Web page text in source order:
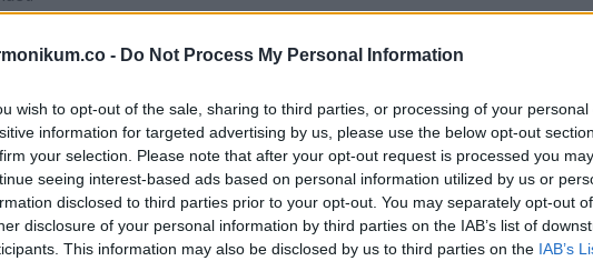
- Do Not Process My Personal Information
wish to opt-out of the sale, sharing to third parties, or processing of your personal
information for targeted advertising by us, please use the below opt-out
your selection. Please note that after your opt-out request is processed you may
seeing interest-based ads based on personal information utilized by us or
disclosed to third parties prior to your opt-out. You may separately opt-out
disclosure of your personal information by third parties on the IAB’s list of
This information may also be disclosed by us to third parties on the IAB’s
néhány héttel korábban még megnyerte a bolgár országos
is, hogy visszatér Magyarországra, ahol korábbi klubja, az UTE is tárt
pszichológus segítségét kérte, és depresszió jeleit mutathatta.
egyelőre nem zárta le véglegesen, mi vezetett a magyar birkózó